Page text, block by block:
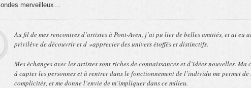
merveilleux…
Au fil de mes rencontres d’artistes à Pont-Aven, j’ai pu lier de belles amitiés, et ai eu
privilève de découvrir et d »apprecier des univers étoffés et distinctifs.
Mes échanges avec les artistes sont riches de connaissances et d’idées nouvelles. Ma
à capter les personnes et à rentrer dans le fonctionnement de l’individu me permet de
complicités, et me donne l’envie de m’impliquer dans ce milieu.